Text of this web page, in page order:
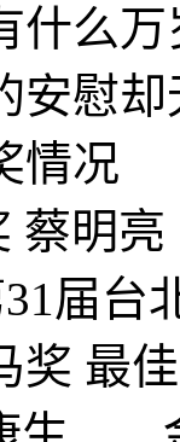
什么
安慰
情况
明
届台
最